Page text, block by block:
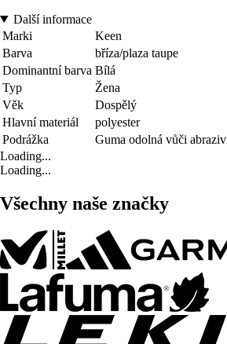
Další informace
Marki
Keen
Barva
bříza/plaza taupe
Dominantní barva Bílá
Typ
Žena
Věk
Dospělý
Hlavní materiál
polyester
Podrážka
Guma odolná vůči
Loading...
Loading...
Všechny naše značky